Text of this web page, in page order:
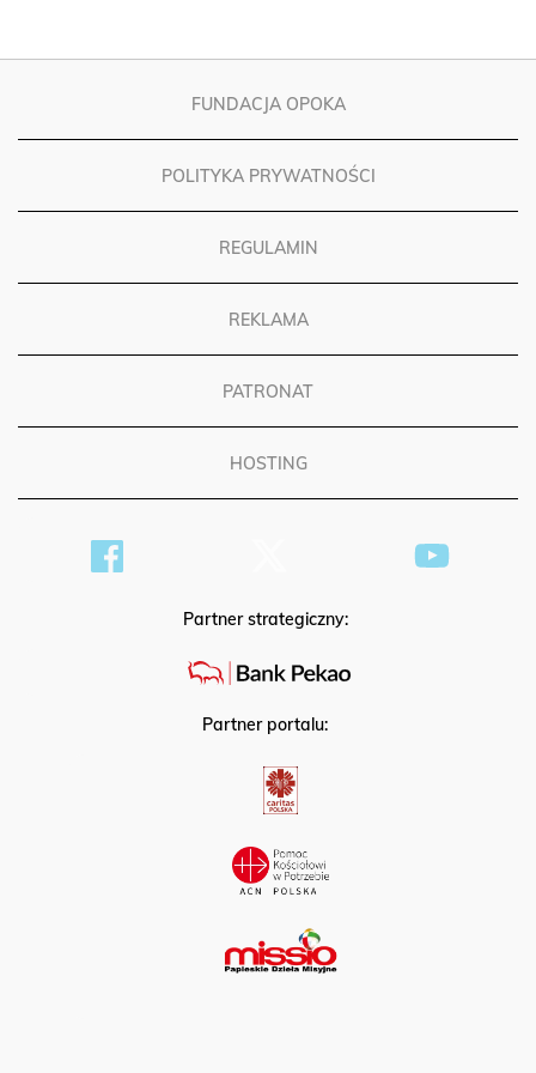
FUNDACJA OPOKA
POLITYKA PRYWATNOŚCI
REGULAMIN
REKLAMA
PATRONAT
HOSTING
Partner strategiczny:
Partner portalu: